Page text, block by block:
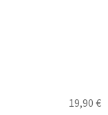
19,90 €